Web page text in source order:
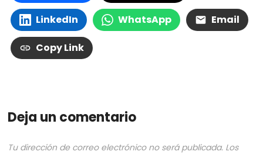
LinkedIn WhatsApp Email
Copy Link
Deja un comentario
Tu dirección de correo electrónico no será publicada. Los